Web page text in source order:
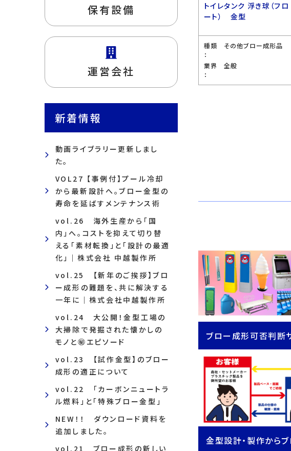
保有設備
運営会社
新着情報
動画ライブラリー更新しまし
た。
VOL27 【事例付】プール冷却
から最新設計へ。ブロー金型の
寿命を延ばすメンテナンス術
vol.26 海外生産から「国
内」へ。コストを抑えて切り替
える「素材転換」と「設計の最適
化」｜株式会社 中越製作所
vol.25 【新年のご挨拶】ブロ
ー成形の難題を、共に解決する
一年に｜株式会社中越製作所
vol.24 大公開！金型工場の
大掃除で発掘された懐かしの
モノと㊙エピソード
vol.23 【試作金型】のブロー
成形の適正について
vol.22 「カーボンニュートラ
ル燃料」と「特殊ブロー金型」
NEW！！ ダウンロード資料を
追加しました。
vol.21 ブロー成形の新しい
トイレタンク 浮き球（フロ
ート） 金型
種類
：
その他ブロー成形品
業界
：
全般
ブロー成形可否判断
金型設計・製作から